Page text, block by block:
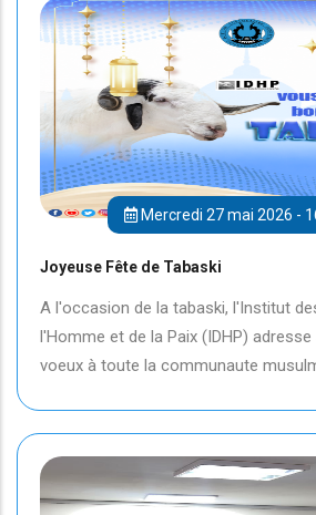
Mercredi 27 mai 2026 -
Joyeuse Fête de Tabaski
A l'occasion de la tabaski, l'Institut
l'Homme et de la Paix (IDHP)
voeux à toute la communaute